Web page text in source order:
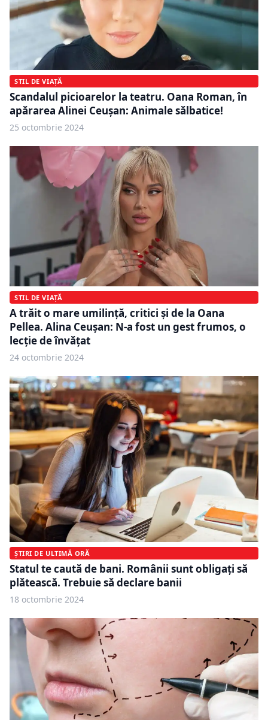
STIL DE VIAȚĂ
Scandalul picioarelor la teatru. Oana Roman, în
apărarea Alinei Ceușan: Animale sălbatice!
25 octombrie 2024
STIL DE VIAȚĂ
A trăit o mare umilință, critici și de la Oana
Pellea. Alina Ceușan: N-a fost un gest frumos, o
lecție de învățat
24 octombrie 2024
ȘTIRI DE ULTIMĂ ORĂ
Statul te caută de bani. Românii sunt obligați să
plătească. Trebuie să declare banii
18 octombrie 2024